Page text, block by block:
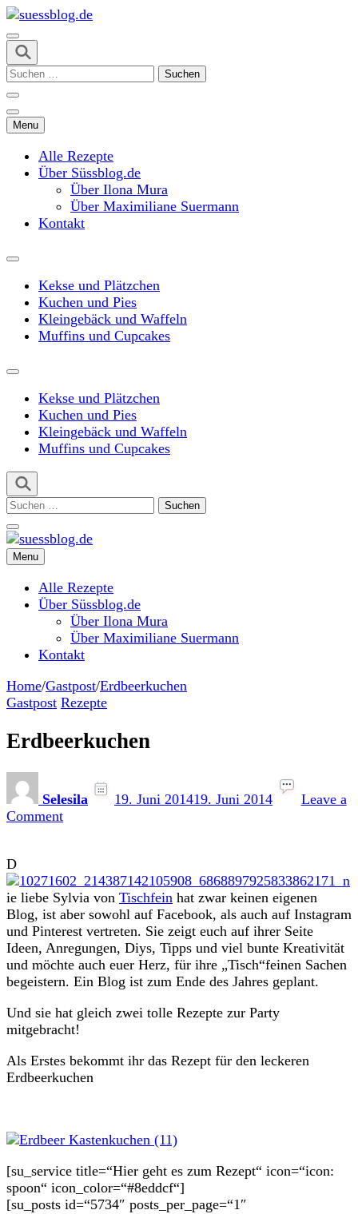
Skip
to
content
(Press
Enter)
suessblog.de
Suchen
Menu
Alle Rezepte
Über Süssblog.de
Über Ilona Mura
Über Maximiliane Suermann
Kontakt
Kekse und Plätzchen
Kuchen und Pies
Kleingebäck und Waffeln
Muffins und Cupcakes
Kekse und Plätzchen
Kuchen und Pies
Kleingebäck und Waffeln
Muffins und Cupcakes
Suchen
suessblog.de
Menu
Alle Rezepte
Über Süssblog.de
Über Ilona Mura
Über Maximiliane Suermann
Kontakt
Home/Gastpost/Erdbeerkuchen
Gastpost Rezepte
Erdbeerkuchen
Selesila 19. Juni 201419. Juni 2014
Leave a
Commenton
D
ie liebe Sylvia von Tischfein hat zwar keinen eigenen
Blog, ist aber sowohl auf Facebook, als auch auf Instagram
und Pinterest vertreten. Sie zeigt euch auf ihrer Seite
Ideen, Anregungen, Diys, Tipps und viel bunte Kreativität
und möchte auch euer Herz, für ihre „Tisch“feinen Sachen
begeistern. Ein Blog ist zum Ende des Jahres geplant.
Und sie hat gleich zwei tolle Rezepte zur Party
mitgebracht!
Als Erstes bekommt ihr das Rezept für den leckeren
Erdbeerkuchen
[su_service title=“Hier geht es zum Rezept“ icon=“icon:
spoon“ icon_color=“#8eddcf“]
[su_posts id=“5734″ posts_per_page=“1″